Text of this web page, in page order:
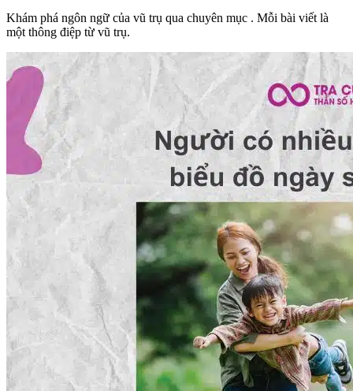
Khám phá ngôn ngữ của vũ trụ qua chuyên mục . Mỗi bài viết là
một thông điệp từ vũ trụ.